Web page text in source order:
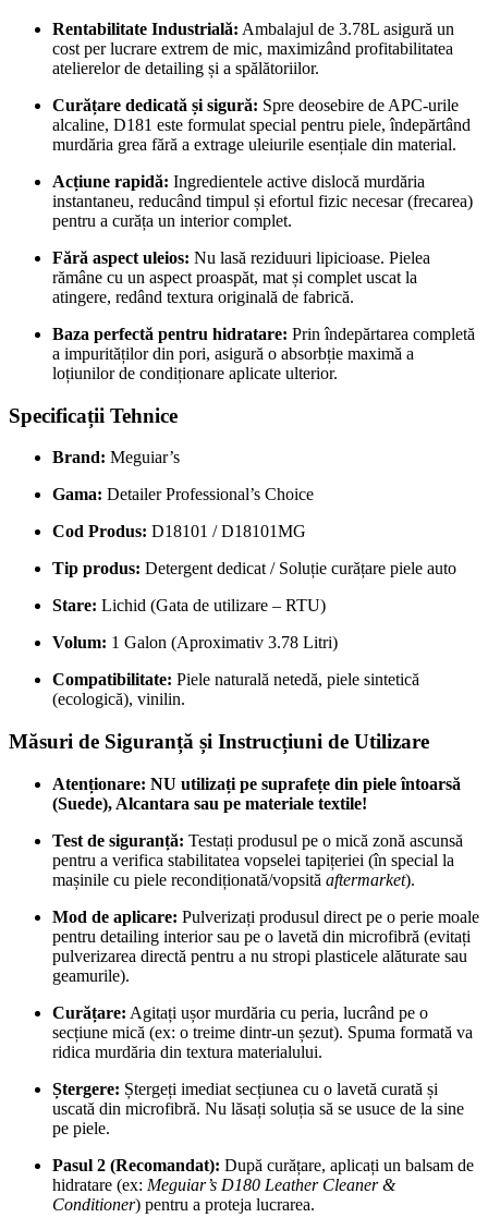
Rentabilitate Industrială: Ambalajul de 3.78L asigură un
cost per lucrare extrem de mic, maximizând profitabilitatea
atelierelor de detailing și a spălătoriilor.
Curățare dedicată și sigură: Spre deosebire de APC-urile
alcaline, D181 este formulat special pentru piele, îndepărtând
murdăria grea fără a extrage uleiurile esențiale din material.
Acțiune rapidă: Ingredientele active dislocă murdăria
instantaneu, reducând timpul și efortul fizic necesar (frecarea)
pentru a curăța un interior complet.
Fără aspect uleios: Nu lasă reziduuri lipicioase. Pielea
rămâne cu un aspect proaspăt, mat și complet uscat la
atingere, redând textura originală de fabrică.
Baza perfectă pentru hidratare: Prin îndepărtarea completă
a impurităților din pori, asigură o absorbție maximă a
loțiunilor de condiționare aplicate ulterior.
Specificații Tehnice
Brand: Meguiar’s
Gama: Detailer Professional’s Choice
Cod Produs: D18101 / D18101MG
Tip produs: Detergent dedicat / Soluție curățare piele auto
Stare: Lichid (Gata de utilizare – RTU)
Volum: 1 Galon (Aproximativ 3.78 Litri)
Compatibilitate: Piele naturală netedă, piele sintetică
(ecologică), vinilin.
Măsuri de Siguranță și Instrucțiuni de Utilizare
Atenționare: NU utilizați pe suprafețe din piele întoarsă
(Suede), Alcantara sau pe materiale textile!
Test de siguranță: Testați produsul pe o mică zonă ascunsă
pentru a verifica stabilitatea vopselei tapițeriei (în special la
mașinile cu piele recondiționată/vopsită aftermarket).
Mod de aplicare: Pulverizați produsul direct pe o perie moale
pentru detailing interior sau pe o lavetă din microfibră (evitați
pulverizarea directă pentru a nu stropi plasticele alăturate sau
geamurile).
Curățare: Agitați ușor murdăria cu peria, lucrând pe o
secțiune mică (ex: o treime dintr-un șezut). Spuma formată va
ridica murdăria din textura materialului.
Ștergere: Ștergeți imediat secțiunea cu o lavetă curată și
uscată din microfibră. Nu lăsați soluția să se usuce de la sine
pe piele.
Pasul 2 (Recomandat): După curățare, aplicați un balsam de
hidratare (ex: Meguiar’s D180 Leather Cleaner &
Conditioner) pentru a proteja lucrarea.